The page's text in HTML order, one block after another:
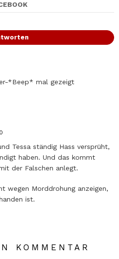
*Beep* mal gezeigt
Tessa ständig Hass versprüht,
haben. Und das kommt
der Falschen anlegt.
wegen Morddrohung anzeigen,
ist.
KOMMENTAR